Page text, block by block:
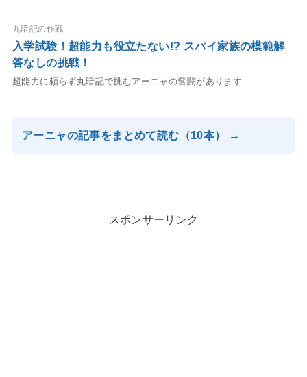
丸暗記の作戦
入学試験！超能力も役立たない!? スパイ家族の模範解
答なしの挑戦！
超能力に頼らず丸暗記で挑むアーニャの奮闘があります
アーニャの記事をまとめて読む（10本） →
スポンサーリンク